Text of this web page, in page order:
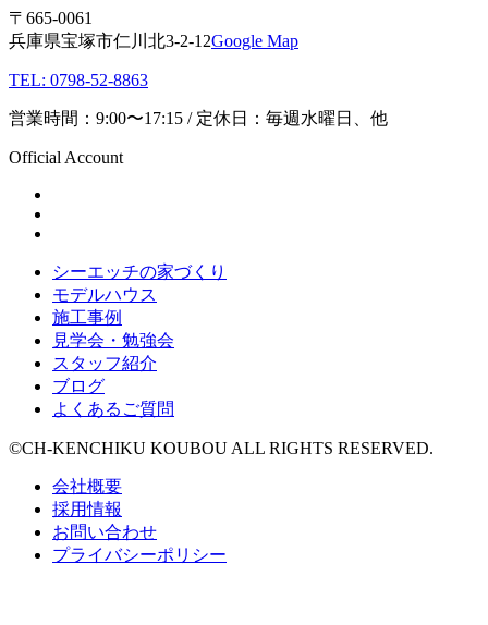
〒665-0061
兵庫県宝塚市仁川北3-2-12Google Map
TEL: 0798-52-8863
営業時間：9:00〜17:15 / 定休日：毎週水曜日、他
Official Account
シーエッチの家づくり
モデルハウス
施工事例
見学会・勉強会
スタッフ紹介
ブログ
よくあるご質問
©CH-KENCHIKU KOUBOU ALL RIGHTS RESERVED.
会社概要
採用情報
お問い合わせ
プライバシーポリシー